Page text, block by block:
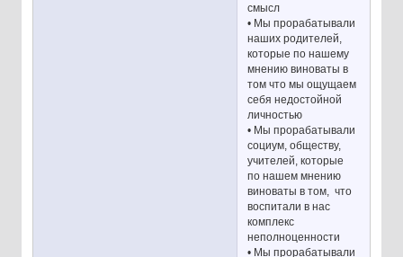
смысл
• Мы прорабатывали
наших родителей,
которые по нашему
мнению виноваты в
том что мы ощущаем
себя недостойной
личностью
• Мы прорабатывали
социум, обществу,
учителей, которые
по нашем мнению
виноваты в том, что
воспитали в нас
комплекс
неполноценности
• Мы прорабатывали